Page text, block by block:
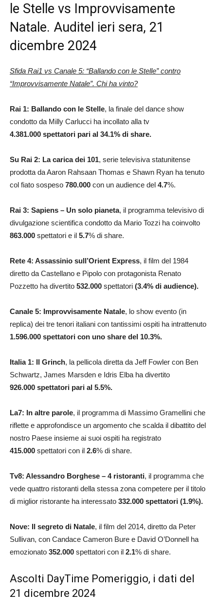
le Stelle vs Improvvisamente
Natale. Auditel ieri sera, 21
dicembre 2024
Sfida Rai1 vs Canale 5: “Ballando con le Stelle” contro
“Improvvisamente Natale”. Chi ha vinto?
Rai 1: Ballando con le Stelle, la finale del dance show
condotto da Milly Carlucci ha incollato alla tv
4.381.000 spettatori pari al 34.1% di share.
Su Rai 2: La carica dei 101, serie televisiva statunitense
prodotta da Aaron Rahsaan Thomas e Shawn Ryan ha tenuto
col fiato sospeso 780.000 con un audience del 4.7%.
Rai 3: Sapiens – Un solo pianeta, il programma televisivo di
divulgazione scientifica condotto da Mario Tozzi ha coinvolto
863.000 spettatori e il 5.7% di share.
Rete 4: Assassinio sull’Orient Express, il film del 1984
diretto da Castellano e Pipolo con protagonista Renato
Pozzetto ha divertito 532.000 spettatori (3.4% di audience).
Canale 5: Improvvisamente Natale, lo show evento (in
replica) dei tre tenori italiani con tantissimi ospiti ha intrattenuto
1.596.000 spettatori con uno share del 10.3%.
Italia 1: Il Grinch, la pellicola diretta da Jeff Fowler con Ben
Schwartz, James Marsden e Idris Elba ha divertito
926.000 spettatori pari al 5.5%.
La7: In altre parole, il programma di Massimo Gramellini che
riflette e approfondisce un argomento che scalda il dibattito del
nostro Paese insieme ai suoi ospiti ha registrato
415.000 spettatori con il 2.6% di share.
Tv8: Alessandro Borghese – 4 ristoranti, il programma che
vede quattro ristoranti della stessa zona competere per il titolo
di miglior ristorante ha interessato 332.000 spettatori (1.9%).
Nove: Il segreto di Natale, il film del 2014, diretto da Peter
Sullivan, con Candace Cameron Bure e David O’Donnell ha
emozionato 352.000 spettatori con il 2.1% di share.
Ascolti DayTime Pomeriggio, i dati del
21 dicembre 2024